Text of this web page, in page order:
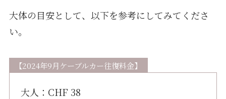
大体の目安として、以下を参考にしてみてくださ
い。
【2024年9月ケーブルカー往復料金】
大人：CHF 38